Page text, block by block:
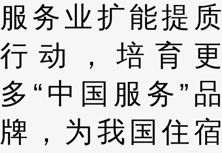
服务业扩能提质
行动，培育更
多“中国服务”品
牌，为我国住宿